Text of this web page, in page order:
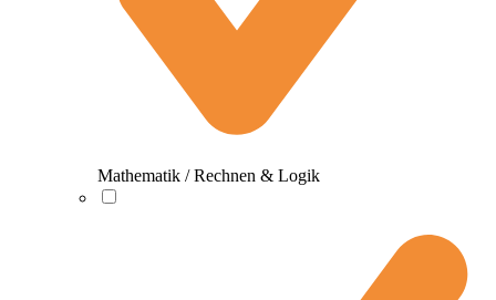
Mathematik / Rechnen & Logik